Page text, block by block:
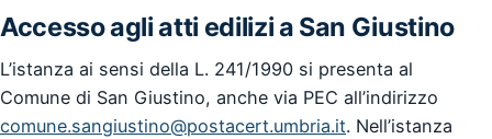
Accesso agli atti edilizi a San Giustino
L’istanza ai sensi della L. 241/1990 si presenta al
Comune di San Giustino, anche via PEC all’indirizzo
comune.sangiustino@postacert.umbria.it. Nell’istanza